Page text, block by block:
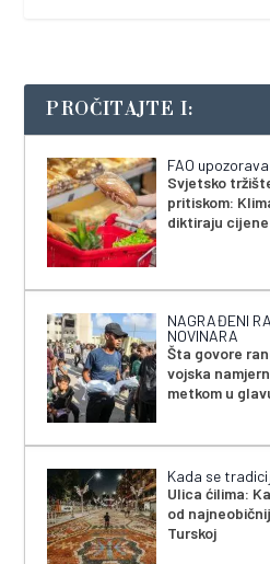
PROČITAJTE I:
FAO upozorava
Svjetsko
pritiskom:
diktiraju cijene
NAGRAĐENI
NOVINARA
Šta govore
vojska
metkom u
Kada se
Ulica ćilima:
od
Turskoj